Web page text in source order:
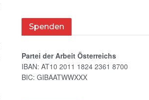
Spenden
Partei der Arbeit Österreichs
IBAN: AT10 2011 1824 2361 8700
BIC: GIBAATWWXXX